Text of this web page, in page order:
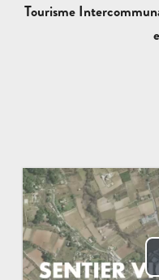
Tourisme